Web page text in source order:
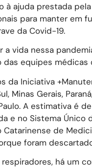
à ajuda prestada
para manter em
da Covid-19.
a vida nessa
equipes médicas
da Iniciativa
Minas Gerais,
A estimativa é
e no Sistema Único
de
foram
há um